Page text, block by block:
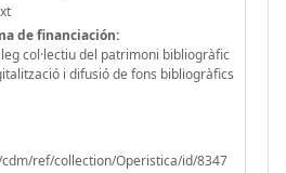
de financiación:
col·lectiu del patrimoni bibliogràfic
i difusió de fons bibliogràfics
ref/collection/Operistica/id/8347